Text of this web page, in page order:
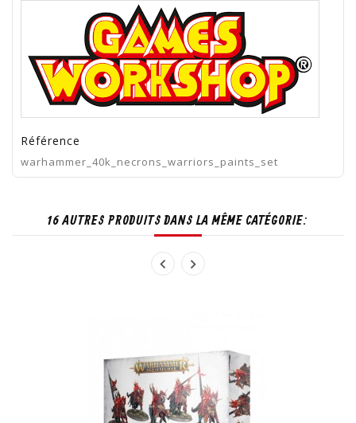
Référence
warhammer_40k_necrons_warriors_paints_set
16 AUTRES PRODUITS DANS LA MÊME CATÉGORIE: